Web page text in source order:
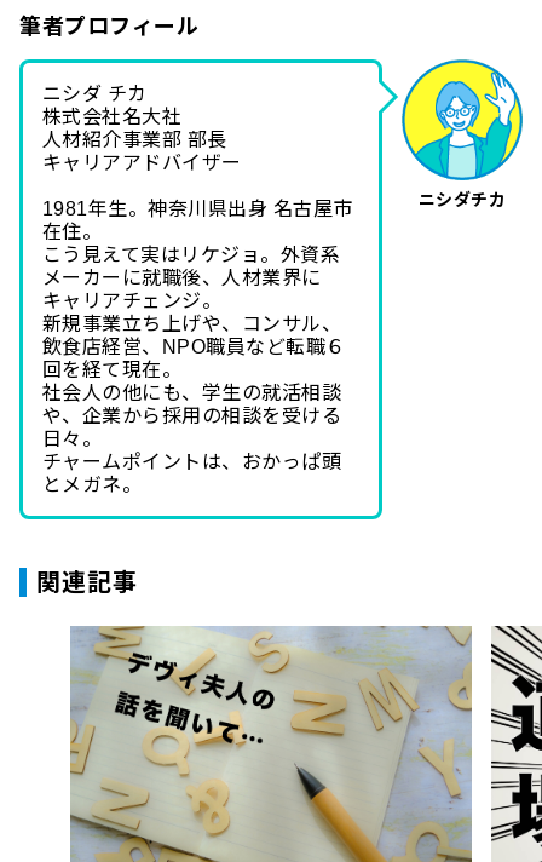
筆者プロフィール
ニシダ チカ
株式会社名大社
人材紹介事業部 部長
キャリアアドバイザー
1981年生。神奈川県出身 名古屋市
在住。
こう見えて実はリケジョ。外資系
メーカーに就職後、人材業界に
キャリアチェンジ。
新規事業立ち上げや、コンサル、
飲食店経営、NPO職員など転職６
回を経て現在。
社会人の他にも、学生の就活相談
や、企業から採用の相談を受ける
日々。
チャームポイントは、おかっぱ頭
とメガネ。
ニシダチカ
関連記事